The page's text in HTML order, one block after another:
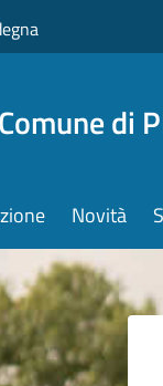
Comune di
Novità